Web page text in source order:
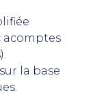
acomptes
la base